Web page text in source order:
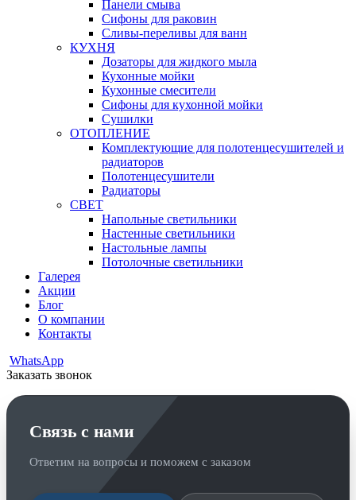
Панели смыва
Сифоны для раковин
Сливы-переливы для ванн
КУХНЯ
Дозаторы для жидкого мыла
Кухонные мойки
Кухонные смесители
Сифоны для кухонной мойки
Сушилки
ОТОПЛЕНИЕ
Комплектующие для полотенцесушителей и
радиаторов
Полотенцесушители
Радиаторы
СВЕТ
Напольные светильники
Настенные светильники
Настольные лампы
Потолочные светильники
Галерея
Акции
Блог
О компании
Контакты
WhatsApp
Заказать звонок
Связь с нами
Ответим на вопросы и поможем с заказом